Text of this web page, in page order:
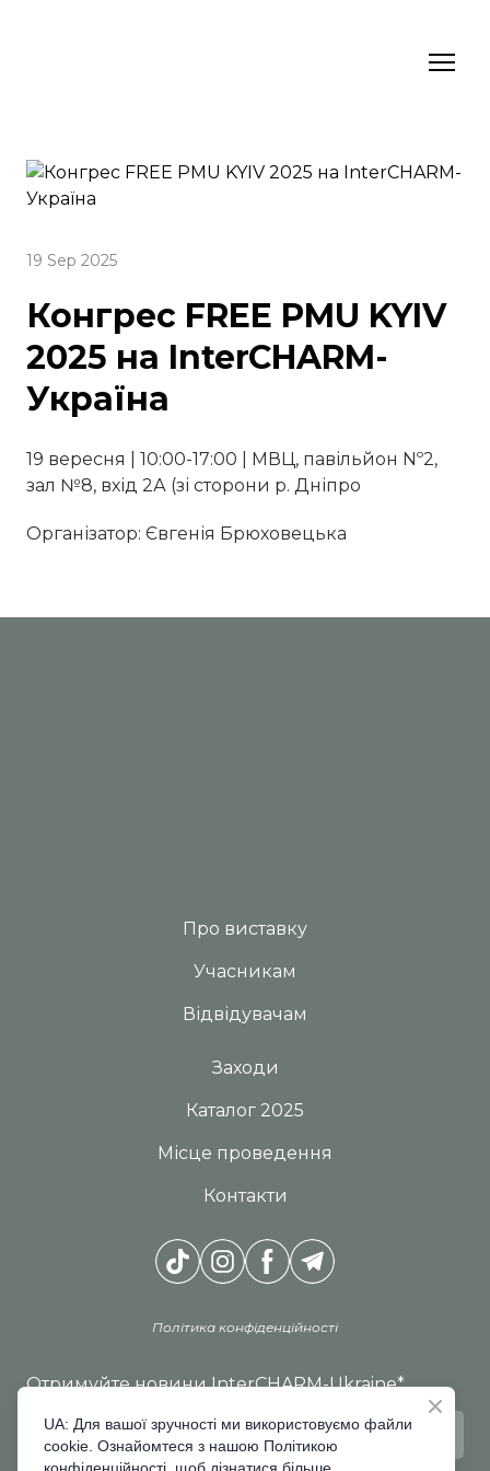
19 Sep 2025
Конгрес FREE PMU KYIV
2025 на InterCHARM-
Україна
19 вересня | 10:00-17:00 | МВЦ, павільйон Nº2,
зал №8, вхід 2А (зі сторони р. Дніпро
Організатор: Євгенія Брюховецька
Про виставку
Учасникам
Відвідувачам
Заходи
Каталог 2025
Місце проведення
Контакти
Політика конфіденційності
Отримуйте новини InterCHARM-Ukraine*
UA: Для вашої зручності ми використовуємо файли
cookie. Ознайомтеся з нашою Політикою